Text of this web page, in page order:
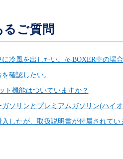
ご質問
冷風を出したい。/e-BOXER車の場合
確認したい。
ト機能はついていますか？
ソリンとプレミアムガソリン(ハイ
したが、取扱説明書が付属されて